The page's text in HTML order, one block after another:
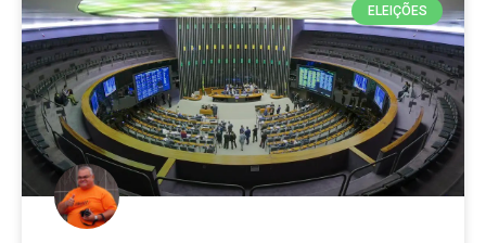
ELEIÇÕES